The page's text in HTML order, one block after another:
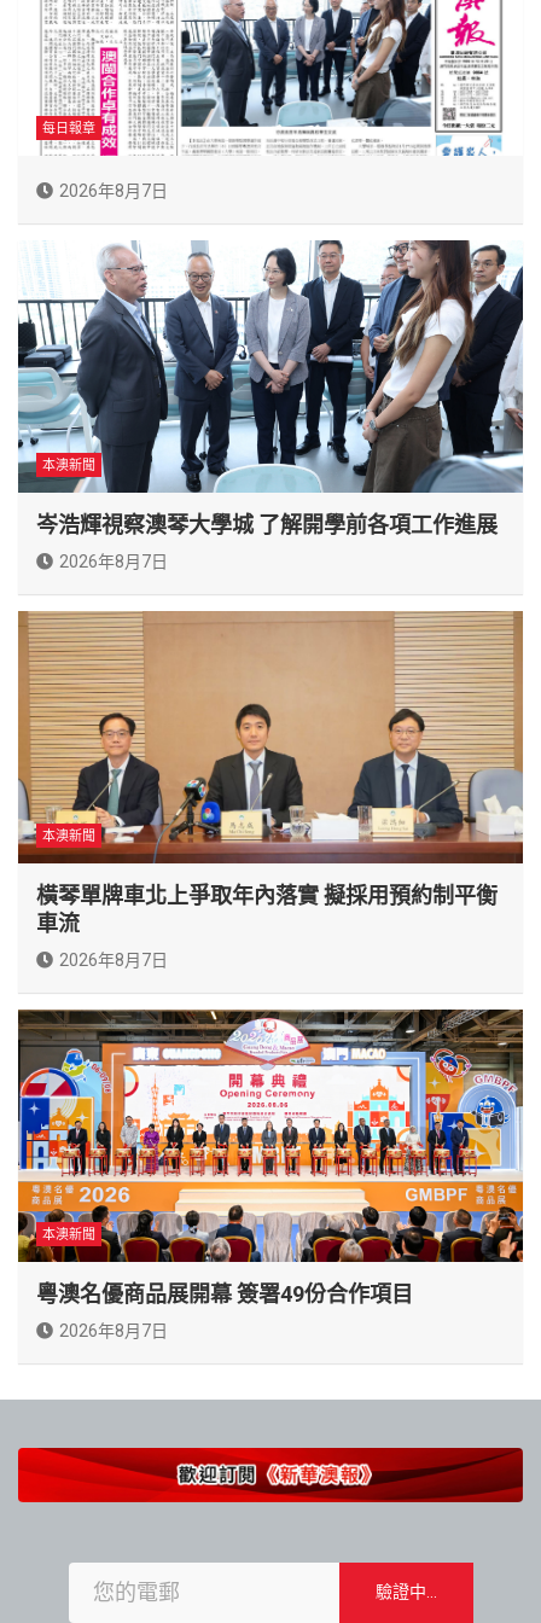
每日報章
2026年8月7日
本澳新聞
岑浩輝視察澳琴大學城 了解開學前各項工作進展
2026年8月7日
本澳新聞
橫琴單牌車北上爭取年內落實 擬採用預約制平衡
車流
2026年8月7日
本澳新聞
粵澳名優商品展開幕 簽署49份合作項目
2026年8月7日